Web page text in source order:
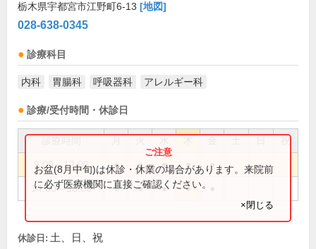
栃木県宇都宮市江野町6-13 [地図]
028-638-0345
診療科目
内科 胃腸科 呼吸器科 アレルギー科
診療/受付時間・休診日
祝
9:00～12:00 ● ● ● ● ●
14:00～18:00 ● ● ● ●
お盆(8月中旬)は休診・休業の場合があります。来院前
に必ず医療機関に直接ご確認ください。
×閉じる
休診日: 土、日、祝